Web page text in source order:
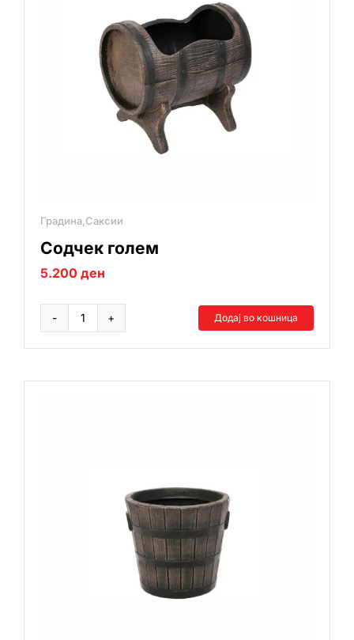
Градина,Саксии
Содчек голем
5.200 ден
Содчек
Додај во кошница